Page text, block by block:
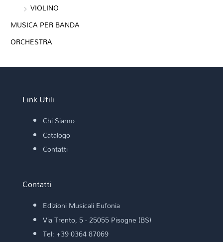
VIOLINO
MUSICA PER BANDA
ORCHESTRA
Link Utili
Chi Siamo
Catalogo
Contatti
Contatti
Edizioni Musicali Eufonia
Via Trento, 5 - 25055 Pisogne (BS)
Tel: +39 0364 87069